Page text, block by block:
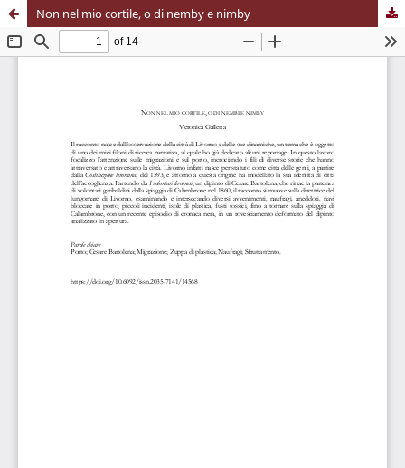
Non nel mio cortile, o di nemby e nimby